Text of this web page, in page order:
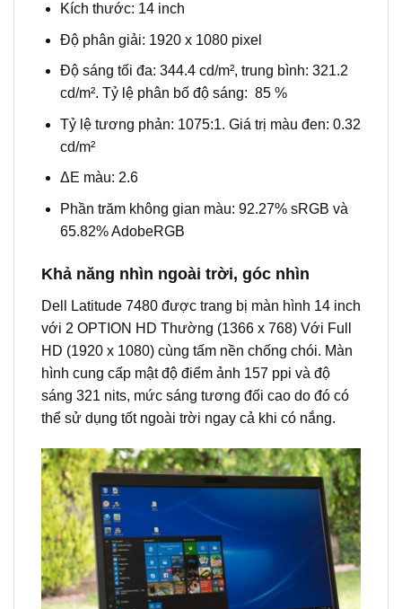
Kích thước: 14 inch
Độ phân giải: 1920 x 1080 pixel
Độ sáng tối đa: 344.4 cd/m², trung bình: 321.2
cd/m². Tỷ lệ phân bố độ sáng: 85 %
Tỷ lệ tương phản: 1075:1. Giá trị màu đen: 0.32
cd/m²
ΔE màu: 2.6
Phần trăm không gian màu: 92.27% sRGB và
65.82% AdobeRGB
Khả năng nhìn ngoài trời, góc nhìn
Dell Latitude 7480 được trang bị màn hình 14 inch
với 2 OPTION HD Thường (1366 x 768) Với Full
HD (1920 x 1080) cùng tấm nền chống chói. Màn
hình cung cấp mật độ điểm ảnh 157 ppi và độ
sáng 321 nits, mức sáng tương đối cao do đó có
thể sử dụng tốt ngoài trời ngay cả khi có nắng.